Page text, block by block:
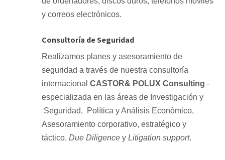
y correos electrónicos.
Consultoría de Seguridad
Realizamos planes y asesoramiento de
seguridad a través de nuestra consultoría
internacional CASTOR& POLUX Consulting -
especializada en las áreas de Investigación y
Seguridad, Política y Análisis Económico,
Asesoramiento corporativo, estratégico y
táctico, Due Diligence y Litigation support.